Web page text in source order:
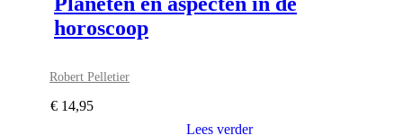
horoscoop
Robert Pelletier
€ 14,95
Lees verder